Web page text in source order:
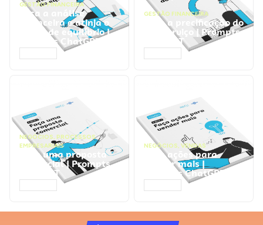
GESTÃO FINANCEIRA
Faça a análise
financeira e atinja o
ponto de equilíbrio |
Prompts ChatGPT
GESTÃO FINANCEIRA
Faça a precificação do
seu serviço | Prompts
ChatGPT
NEGÓCIOS, PROCESSOS
EMPRESARIAIS
Faça uma proposta
comercial | Prompts
ChatGPT
NEGÓCIOS, VENDAS
Faça ações para
vender mais |
Prompts ChatGPT